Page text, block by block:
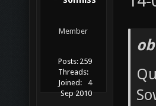
Member
Posts: 259
Threads:
4
Joined:
Sep 2010